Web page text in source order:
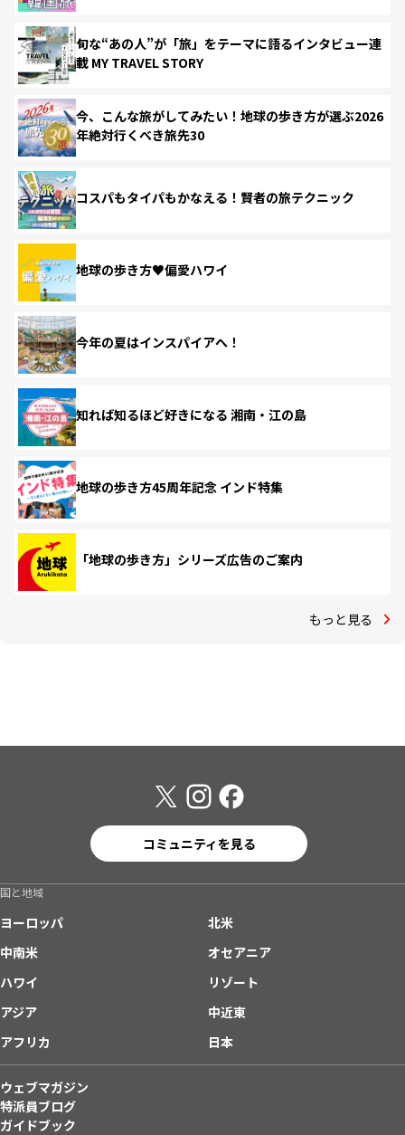
旬な“あの人”が「旅」をテーマに語るインタビュー連
載 MY TRAVEL STORY
今、こんな旅がしてみたい！地球の歩き方が選ぶ2026
年絶対行くべき旅先30
コスパもタイパもかなえる！賢者の旅テクニック
地球の歩き方♥偏愛ハワイ
今年の夏はインスパイアへ！
知れば知るほど好きになる 湘南・江の島
地球の歩き方45周年記念 インド特集
「地球の歩き方」シリーズ広告のご案内
もっと見る
コミュニティを見る
国と地域
ヨーロッパ
北米
中南米
オセアニア
ハワイ
リゾート
アジア
中近東
アフリカ
日本
ウェブマガジン
特派員ブログ
ガイドブック